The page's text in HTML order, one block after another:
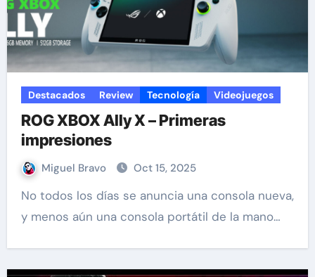
Destacados Review Tecnología Videojuegos
ROG XBOX Ally X – Primeras
impresiones
Miguel Bravo Oct 15, 2025
No todos los días se anuncia una consola nueva,
y menos aún una consola portátil de la mano…